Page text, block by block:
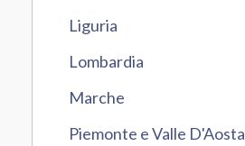
Liguria
Lombardia
Marche
Piemonte e Valle D'Aosta